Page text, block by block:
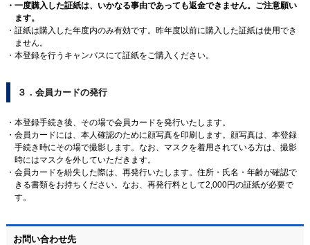
一度購入した証紙は、いかなる事由であっても返金できません。ご注意願い
ます。
証紙は購入した年度内のみ有効です。昨年度以前に購入した証紙は使用でき
ません。
本登録を行うキャンパスにて証紙をご購入ください。
３．会員カードの発行
本登録手続き後、その場で会員カードを発行いたします。
会員カードには、本人確認のために顔写真を印刷します。顔写真は、本登録
手続き時にその場で撮影します。なお、マスクを着用されている方は、撮影
時にはマスクを外していただきます。
会員カードを紛失した際は、再発行いたします。住所・氏名・年齢が確認で
きる書類をお持ちください。なお、再発行料として2,000円の証紙が必要で
す。
お問い合わせ先